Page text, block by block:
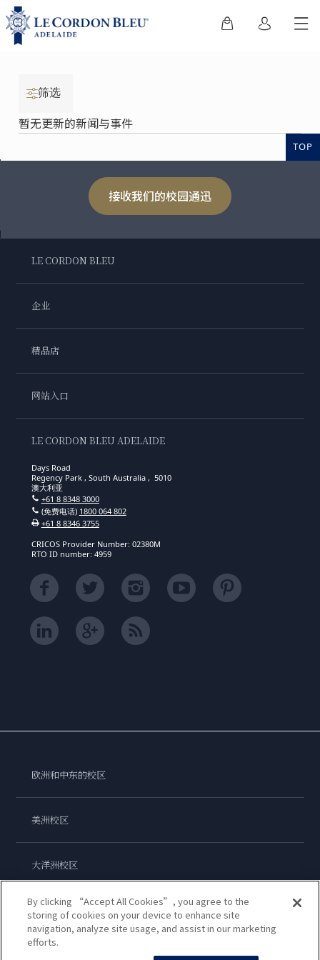
筛选
暂无更新的新闻与事件
TOP
接收我们的校园通迅
LE CORDON BLEU
企业
精品店
网站入口
LE CORDON BLEU ADELAIDE
Days Road
Regency Park , South Australia , 5010
澳大利亚
+61 8 8348 3000
(免费电话) 1800 064 802
+61 8 8346 3755
CRICOS Provider Number: 02380M
RTO ID number: 4959
欧洲和中东的校区
美洲校区
大洋洲校区
亚洲校区
By clicking “Accept All Cookies”, you agree to the
storing of cookies on your device to enhance site
navigation, analyze site usage, and assist in our marketing
efforts.